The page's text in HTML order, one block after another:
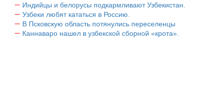
Индийцы и белорусы подкармливают Узбекистан.
Узбеки любят кататься в Россию.
В Псковскую область потянулись переселенцы
Каннаваро нашел в узбекской сборной «крота».